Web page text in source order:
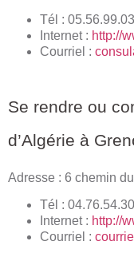
Tél :
Internet : http://
Courriel :
Se rendre ou
d’Algérie à
Adresse : 6 chemin
Tél :
Internet : http://
Courriel :